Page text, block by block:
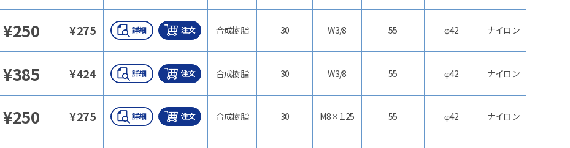
¥250 ¥275
¥385 ¥424
¥250 ¥275
合成樹脂 30 W3/8 55 φ42 ナイロン
合成樹脂 30 W3/8 55 φ42 ナイロン
合成樹脂 30 M8×1.25 55 φ42 ナイロン